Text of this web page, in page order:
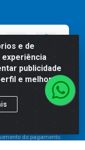
e de
publicidade
e melhorar a
e frete são válidos
site. Caso haja
do pagamento.